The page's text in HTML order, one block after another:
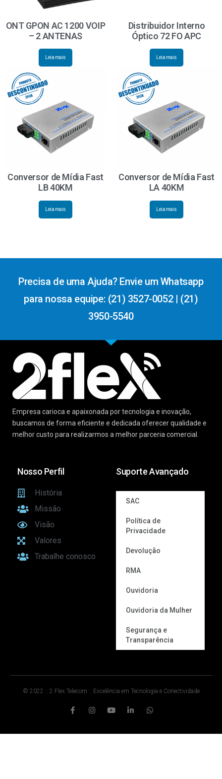
ONT GPON AC 1200 VOIP
– 2 ANTENAS
Leia mais
Distribuidor Interno
Óptico 72 FO APC
Leia mais
Conversor de Mídia Fast
LB 40KM
Leia mais
Conversor de Mídia Fast
LA 40KM
Leia mais
Precisa de uma Ajuda? Envie um Whatsapp
para nossa equipe: (21) 3527-0052 | (21)
3950-5540
Empresa carioca e apaixonada por tecnologia e inovação,
buscamos de forma eficiente e dedicada oferecer qualidade e
melhor custo para realizarmos a melhor parceria comercial.
Nosso Perfil
História
Missão
Visão
Valores
Trabalhe conosco
Suporte Avançado
SAC
Política de
Privacidade
Devolução
RMA
Ouvidoria
Ouvidoria da Mulher
Segurança e
Transparência
© 2022 :: 2 Flex Telecom :: Excelência em Tecnologia e Conectividade